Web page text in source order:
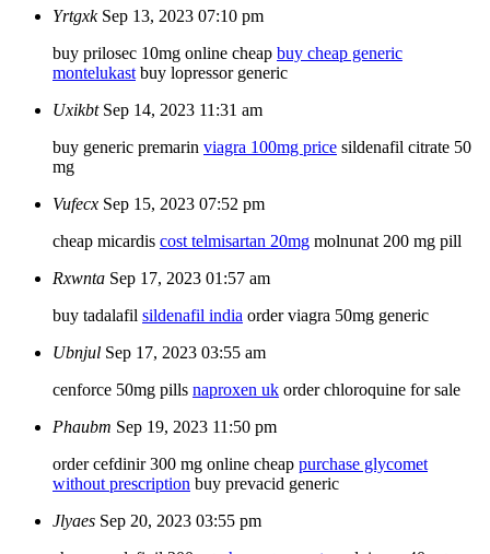
Yrtgxk Sep 13, 2023 07:10 pm
buy prilosec 10mg online cheap buy cheap generic
montelukast buy lopressor generic
Uxikbt Sep 14, 2023 11:31 am
buy generic premarin viagra 100mg price sildenafil citrate 50
mg
Vufecx Sep 15, 2023 07:52 pm
cheap micardis cost telmisartan 20mg molnunat 200 mg pill
Rxwnta Sep 17, 2023 01:57 am
buy tadalafil sildenafil india order viagra 50mg generic
Ubnjul Sep 17, 2023 03:55 am
cenforce 50mg pills naproxen uk order chloroquine for sale
Phaubm Sep 19, 2023 11:50 pm
order cefdinir 300 mg online cheap purchase glycomet
without prescription buy prevacid generic
Jlyaes Sep 20, 2023 03:55 pm